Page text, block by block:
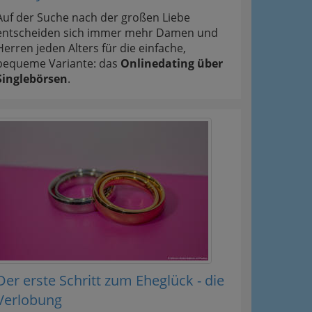
der Suche nach der großen Liebe
sich immer mehr Damen und
jeden Alters für die einfache,
Variante: das Onlinedating über
.
erste Schritt zum Eheglück - die